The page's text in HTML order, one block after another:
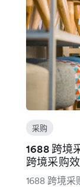
采购
1688 跨境
跨境采购
1688 跨境